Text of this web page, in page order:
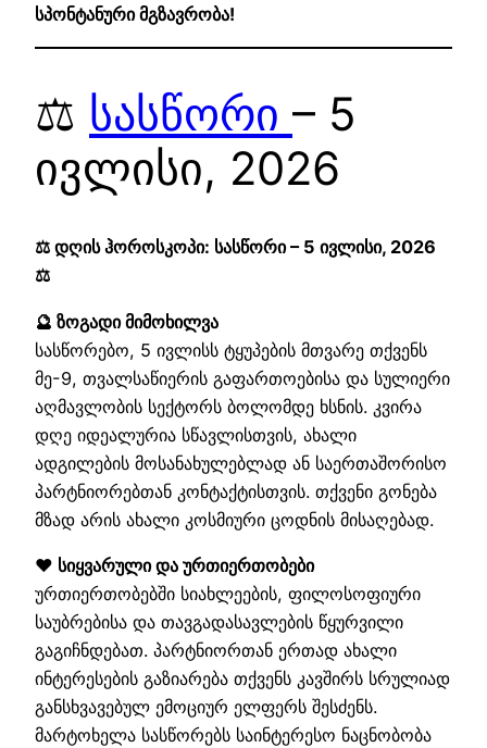
სპონტანური მგზავრობა!
⚖️ სასწორი – 5
ივლისი, 2026
⚖️ დღის ჰოროსკოპი: სასწორი – 5 ივლისი, 2026
⚖️
🔮 ზოგადი მიმოხილვა
სასწორებო, 5 ივლისს ტყუპების მთვარე თქვენს
მე-9, თვალსაწიერის გაფართოებისა და სულიერი
აღმავლობის სექტორს ბოლომდე ხსნის. კვირა
დღე იდეალურია სწავლისთვის, ახალი
ადგილების მოსანახულებლად ან საერთაშორისო
პარტნიორებთან კონტაქტისთვის. თქვენი გონება
მზად არის ახალი კოსმიური ცოდნის მისაღებად.
❤️ სიყვარული და ურთიერთობები
ურთიერთობებში სიახლეების, ფილოსოფიური
საუბრებისა და თავგადასავლების წყურვილი
გაგიჩნდებათ. პარტნიორთან ერთად ახალი
ინტერესების გაზიარება თქვენს კავშირს სრულიად
განსხვავებულ ემოციურ ელფერს შესძენს.
მარტოხელა სასწორებს საინტერესო ნაცნობობა